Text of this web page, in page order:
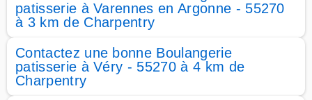
patisserie à Varennes en Argonne - 55270
à 3 km de Charpentry
Contactez une bonne Boulangerie
patisserie à Véry - 55270 à 4 km de
Charpentry